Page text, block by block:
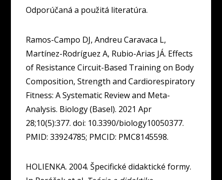
Odporúčaná a použitá literatúra.
Ramos-Campo DJ, Andreu Caravaca L,
Martínez-Rodríguez A, Rubio-Arias JÁ. Effects
of Resistance Circuit-Based Training on Body
Composition, Strength and Cardiorespiratory
Fitness: A Systematic Review and Meta-
Analysis. Biology (Basel). 2021 Apr
28;10(5):377. doi: 10.3390/biology10050377.
PMID: 33924785; PMCID: PMC8145598.
HOLIENKA. 2004. Špecifické didaktické formy.